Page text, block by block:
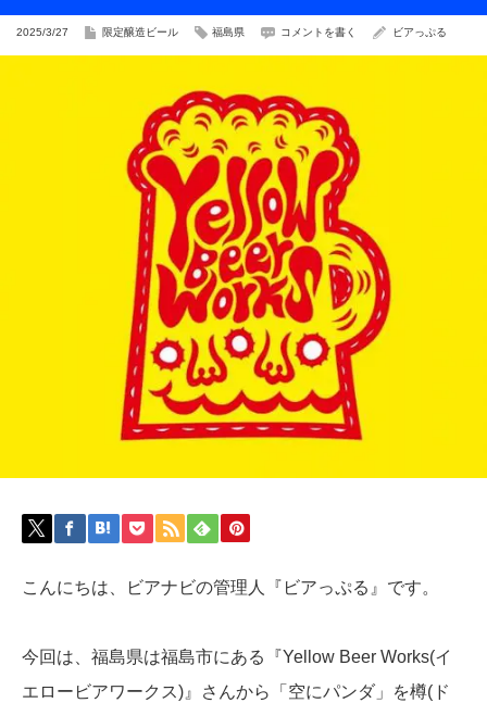
2025/3/27 限定醸造ビール 福島県 コメントを書く ビアっぷる
こんにちは、ビアナビの管理人『ビアっぷる』です。
今回は、福島県は福島市にある『Yellow Beer Works(イ
エロービアワークス)』さんから「空にパンダ」を樽(ド